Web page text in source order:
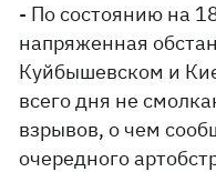
- По состоянию на
напряженная
Куйбышевском и
всего дня не
взрывов, о чем
очередного